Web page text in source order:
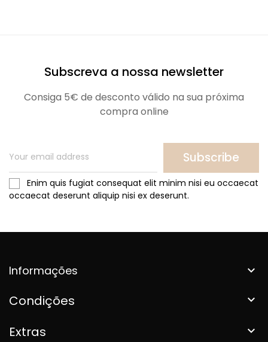
Subscreva a nossa newsletter
Consiga 5€ de desconto válido na sua próxima
compra online
Subscribe
Enim quis fugiat consequat elit minim nisi eu occaecat
occaecat deserunt aliquip nisi ex deserunt.
Informações 
Condições 
Extras 